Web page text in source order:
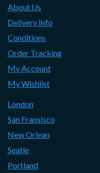
About Us
Delivery Info
Conditions
Order Tracking
My Account
My Wishlist
London
San Fransisco
New Orlean
Seatle
Portland